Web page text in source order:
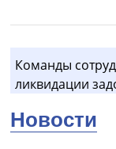
Команды
ликвидации
Новости